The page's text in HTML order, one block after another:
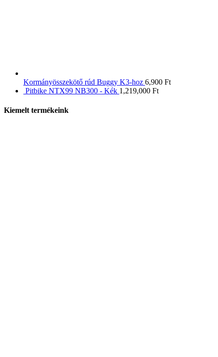
Kormányösszekötő rúd Buggy K3-hoz 6,900 Ft
Pitbike NTX99 NB300 - Kék 1,219,000 Ft
Kiemelt termékeink